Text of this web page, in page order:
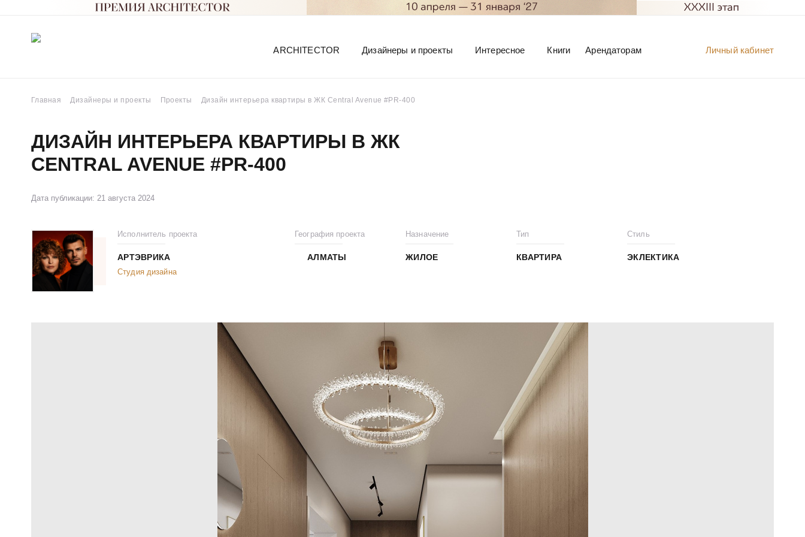
Личный кабинет
ARCHITECTOR Дизайнеры и проекты Интересное Книги Арендаторам
Главная Дизайнеры и проекты Проекты Дизайн интерьера квартиры в ЖК Central Avenue #PR-400
ДИЗАЙН ИНТЕРЬЕРА КВАРТИРЫ В ЖК
CENTRAL AVENUE #PR-400
Дата публикации: 21 августа 2024
Исполнитель проекта
АРТЭВРИКА
Студия дизайна
География проекта
АЛМАТЫ
Назначение
ЖИЛОЕ
Тип
КВАРТИРА
Стиль
ЭКЛЕКТИКА